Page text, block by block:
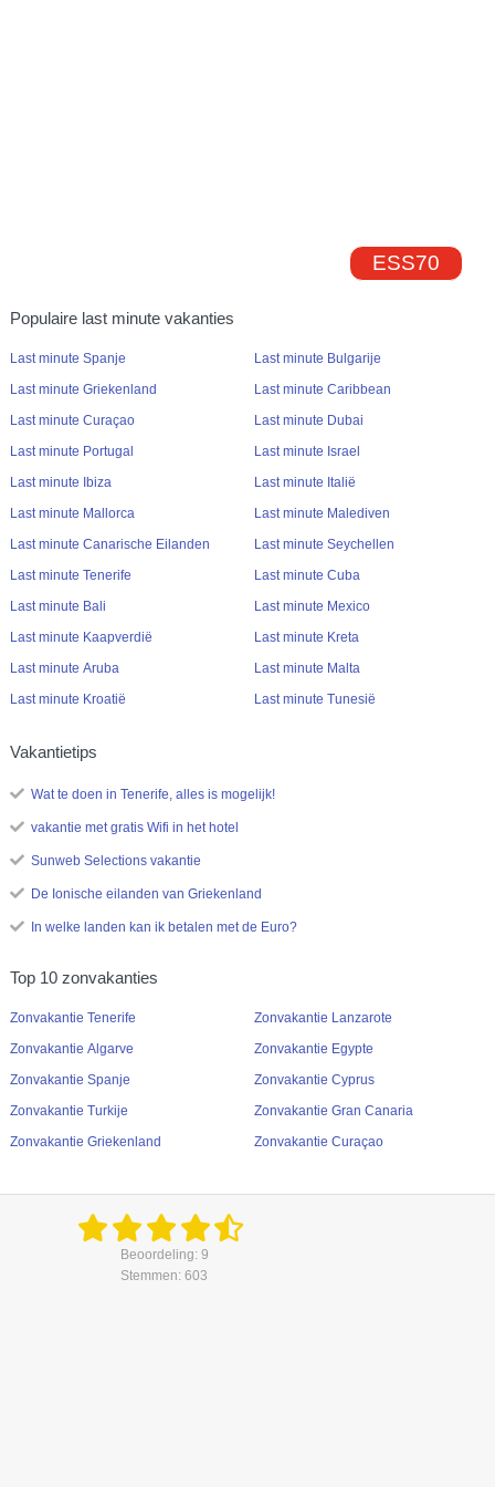
ESS70
Populaire last minute vakanties
Last minute Spanje
Last minute Griekenland
Last minute Curaçao
Last minute Portugal
Last minute Ibiza
Last minute Mallorca
Last minute Canarische Eilanden
Last minute Tenerife
Last minute Bali
Last minute Kaapverdië
Last minute Aruba
Last minute Kroatië
Last minute Bulgarije
Last minute Caribbean
Last minute Dubai
Last minute Israel
Last minute Italië
Last minute Malediven
Last minute Seychellen
Last minute Cuba
Last minute Mexico
Last minute Kreta
Last minute Malta
Last minute Tunesië
Vakantietips
Wat te doen in Tenerife, alles is mogelijk!
vakantie met gratis Wifi in het hotel
Sunweb Selections vakantie
De Ionische eilanden van Griekenland
In welke landen kan ik betalen met de Euro?
Top 10 zonvakanties
Zonvakantie Tenerife
Zonvakantie Algarve
Zonvakantie Spanje
Zonvakantie Turkije
Zonvakantie Griekenland
Zonvakantie Lanzarote
Zonvakantie Egypte
Zonvakantie Cyprus
Zonvakantie Gran Canaria
Zonvakantie Curaçao
Beoordeling: 9
Stemmen: 603